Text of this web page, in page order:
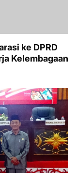
ke DPRD
Kelembagaan